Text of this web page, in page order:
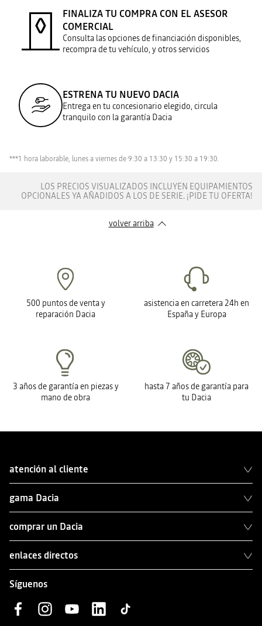
FINALIZA TU COMPRA CON EL ASESOR
COMERCIAL
Consulta las opciones de financiación disponibles,
recompra de tu vehículo, y otros servicios
ESTRENA TU NUEVO DACIA
Entrega en tu concesionario elegido, circula
tranquilo con la garantía Dacia
***1 hora laborable, lunes a viernes de 9:30 a 13:30 y 15:30 a 19:30.
LOS PRECIOS VISUALIZADOS INCLUYEN EQUIPAMIENTOS
OPCIONALES YA AÑADIDOS A LOS DE SERIE. ¡PIDE TU OFERTA!
volver arriba
500 puntos de venta y
reparación Dacia
asistencia en carretera 24h en
España y Europa
3 años de garantía en piezas y
mano de obra
hasta 7 años de garantía para
tu Dacia
atención al cliente
gama Dacia
comprar un Dacia
enlaces directos
Síguenos